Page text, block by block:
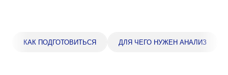
Центр здоровья НЛМК
КАК ПОДГОТОВИТЬСЯ ДЛЯ ЧЕГО НУЖЕН АНАЛИЗ